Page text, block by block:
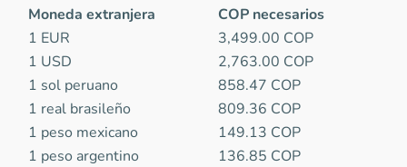
Moneda extranjera
COP necesarios
1 EUR
3,499.00 COP
1 USD
2,763.00 COP
1 sol peruano
858.47 COP
1 real brasileño
809.36 COP
1 peso mexicano
149.13 COP
1 peso argentino
136.85 COP